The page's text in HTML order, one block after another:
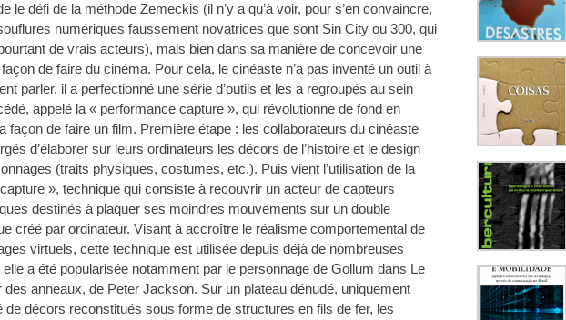
le défi de la méthode Zemeckis (il n’y a qu’à voir, pour s’en convaincre,
numériques faussement novatrices que sont Sin City ou 300, qui
de vrais acteurs), mais bien dans sa manière de concevoir une
de faire du cinéma. Pour cela, le cinéaste n’a pas inventé un outil à
parler, il a perfectionné une série d’outils et les a regroupés au sein
appelé la « performance capture », qui révolutionne de fond en
façon de faire un film. Première étape : les collaborateurs du cinéaste
d’élaborer sur leurs ordinateurs les décors de l’histoire et le design
(traits physiques, costumes, etc.). Puis vient l’utilisation de la
», technique qui consiste à recouvrir un acteur de capteurs
destinés à plaquer ses moindres mouvements sur un double
créé par ordinateur. Visant à accroître le réalisme comportemental de
virtuels, cette technique est utilisée depuis déjà de nombreuses
elle a été popularisée notamment par le personnage de Gollum dans Le
des anneaux, de Peter Jackson. Sur un plateau dénudé, uniquement
de décors reconstitués sous forme de structures en fils de fer, les
https://revistas.pucsp.br/index.php/galaxia/article/view/73593.